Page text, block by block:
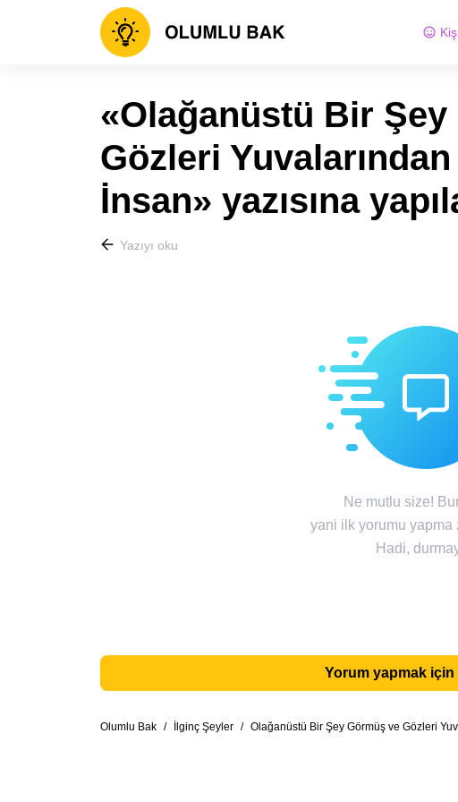
«Olağanüstü Bir
Gözleri Yuvalarından
İnsan» yazısına
Yazıyı oku
Ne mutlu size!
yani ilk yorumu yapma
Hadi,
Yorum yapmak
Olumlu Bak / İlginç Şeyler / Olağanüstü Bir Şey Görmüş ve Gözleri